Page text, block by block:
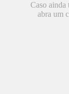
Caso ainda
abra um